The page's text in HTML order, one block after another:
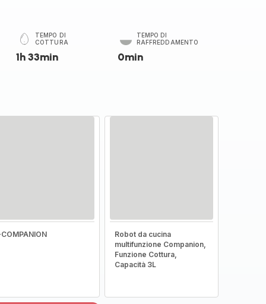
TEMPO DI
COTTURA
1h 33min
TEMPO DI
RAFFREDDAMENTO
0min
Robot da cucina
multifunzione Companion,
Funzione Cottura,
Capacità 3L